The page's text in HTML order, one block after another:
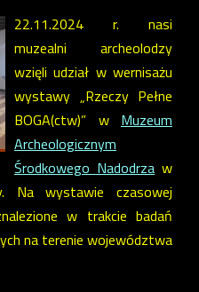
22.11.2024 r. nasi
muzealni archeolodzy
wzięli udział w wernisażu
wystawy „Rzeczy Pełne
BOGA(ctw)” w Muzeum
Archeologicznym
Środkowego Nadodrza w
Na wystawie czasowej
w trakcie badań
na terenie województwa